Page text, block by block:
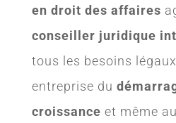
en droit des affaires
conseiller juridique
tous les besoins
entreprise du
croissance et même